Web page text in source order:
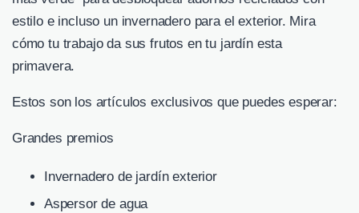
estilo e incluso un invernadero para el exterior. Mira
cómo tu trabajo da sus frutos en tu jardín esta
primavera.
Estos son los artículos exclusivos que puedes esperar:
Grandes premios
Invernadero de jardín exterior
Aspersor de agua